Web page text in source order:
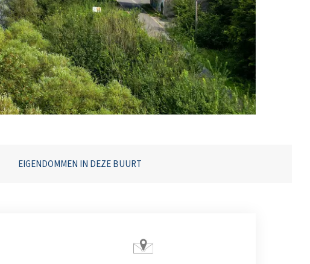
EIGENDOMMEN IN DEZE BUURT